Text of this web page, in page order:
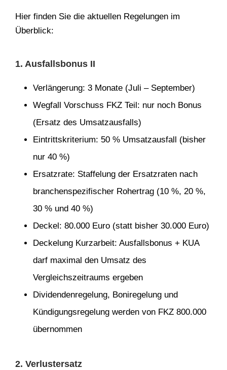
Hier finden Sie die aktuellen Regelungen im
Überblick:
1. Ausfallsbonus II
Verlängerung: 3 Monate (Juli – September)
Wegfall Vorschuss FKZ Teil: nur noch Bonus
(Ersatz des Umsatzausfalls)
Eintrittskriterium: 50 % Umsatzausfall (bisher
nur 40 %)
Ersatzrate: Staffelung der Ersatzraten nach
branchenspezifischer Rohertrag (10 %, 20 %,
30 % und 40 %)
Deckel: 80.000 Euro (statt bisher 30.000 Euro)
Deckelung Kurzarbeit: Ausfallsbonus + KUA
darf maximal den Umsatz des
Vergleichszeitraums ergeben
Dividendenregelung, Boniregelung und
Kündigungsregelung werden von FKZ 800.000
übernommen
2. Verlustersatz